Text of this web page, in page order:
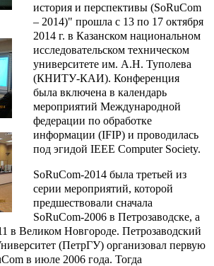
история и перспективы (SoRuCom
– 2014)" прошла с 13 по 17 октября
2014 г. в Казанском национальном
исследовательском техническом
университете им. А.Н. Туполева
(КНИТУ-КАИ). Конференция
была включена в календарь
мероприятий Международной
федерации по обработке
информации (IFIP) и проводилась
под эгидой IEEE Computer Society.
SoRuCom-2014 была третьей из
серии мероприятий, которой
предшествовали сначала
SoRuCom-2006 в Петрозаводске, а
в Великом Новгороде. Петрозаводский
(ПетрГУ) организовал первую
в июле 2006 года. Тогда